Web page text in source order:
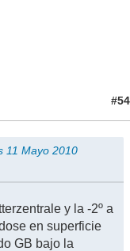
#54
11 Mayo 2010
y la -2º a
en superficie
GB bajo la